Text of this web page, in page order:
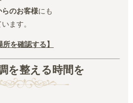
らのお客様にも
ます。
を確認する】
を整える時間を